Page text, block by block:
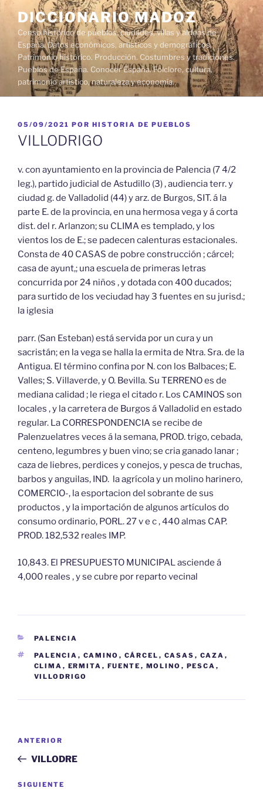
contenido
DICCIONARIO MADOZ
Censo histórico de pueblos, ciudades, villas y aldeas de
España. Datos económicos, artísticos y demográficos.
Patrimonio histórico. Producción. Costumbres y tradiciones.
Pueblos de España. Conocer España. Folclore, cultura,
patrimonio artístico, naturaleza y economía.
PUBLICADO
EL
05/09/2021 POR HISTORIA DE PUEBLOS
VILLODRIGO
v. con ayuntamiento en la provincia de Palencia (7 4/2
leg.), partido judicial de Astudillo (3) , audiencia terr. y
ciudad g. de Valladolid (44) y arz. de Burgos, SIT. á la
parte E. de la provincia, en una hermosa vega y á corta
dist. del r. Arlanzon; su CLIMA es templado, y los
vientos los de E.; se padecen calenturas estacionales.
Consta de 40 CASAS de pobre construcción ; cárcel;
casa de ayunt,; una escuela de primeras letras
concurrida por 24 niños , y dotada con 400 ducados;
para surtido de los veciudad hay 3 fuentes en su jurisd.;
la iglesia
parr. (San Esteban) está servida por un cura y un
sacristán; en la vega se halla la ermita de Ntra. Sra. de la
Antigua. El término confina por N. con los Balbaces; E.
Valles; S. Villaverde, y O. Bevilla. Su TERRENO es de
mediana calidad ; le riega el citado r. Los CAMINOS son
locales , y la carretera de Burgos á Valladolid en estado
regular. La CORRESPONDENCIA se recibe de
Palenzuelatres veces á la semana, PROD. trigo, cebada,
centeno, legumbres y buen vino; se cria ganado lanar ;
caza de liebres, perdices y conejos, y pesca de truchas,
barbos y anguilas, IND. la agrícola y un molino harinero,
COMERCIO-, la esportacion del sobrante de sus
productos , y la importación de algunos artículos do
consumo ordinario, PORL. 27 v e c , 440 almas CAP.
PROD. 182,532 reales IMP.
10,843. El PRESUPUESTO MUNICIPAL asciende á
4,000 reales , y se cubre por reparto vecinal
CATEGORÍAS
PALENCIA
ETIQUETAS
PALENCIA , CAMINO , CÁRCEL , CASAS , CAZA ,
CLIMA , ERMITA , FUENTE , MOLINO , PESCA ,
VILLODRIGO
entradas
Entrada
anterior:
ANTERIOR
VILLODRE
Siguiente
SIGUIENTE